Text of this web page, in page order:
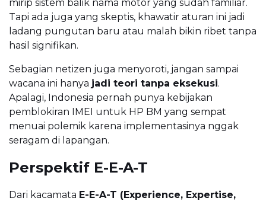
mirip sistem balik nama motor yang sudah familiar.
Tapi ada juga yang skeptis, khawatir aturan ini jadi
ladang pungutan baru atau malah bikin ribet tanpa
hasil signifikan.
Sebagian netizen juga menyoroti, jangan sampai
wacana ini hanya jadi teori tanpa eksekusi.
Apalagi, Indonesia pernah punya kebijakan
pemblokiran IMEI untuk HP BM yang sempat
menuai polemik karena implementasinya nggak
seragam di lapangan.
Perspektif E-E-A-T
Dari kacamata E-E-A-T (Experience, Expertise,